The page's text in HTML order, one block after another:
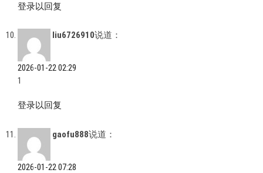
登录以回复
liu6726910说道：
2026-01-22 02:29
1
登录以回复
gaofu888说道：
2026-01-22 07:28